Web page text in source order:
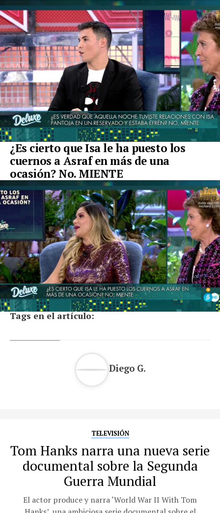
¿Es cierto que Isa le ha puesto los
cuernos a Asraf en más de una
ocasión? No. MIENTE
Tags en el artículo:
Diego G.
TELEVISIÓN
Tom Hanks narra una nueva serie
documental sobre la Segunda
Guerra Mundial
El actor produce y narra ‘World War II With Tom